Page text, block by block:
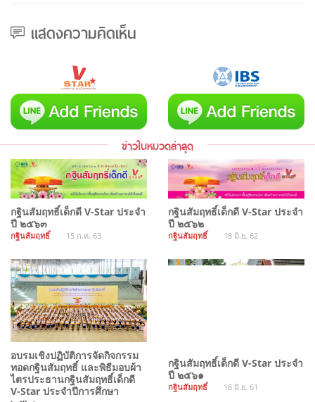
แสดงความคิดเห็น
ข่าวในหมวดล่าสุด
กฐินสัมฤทธิ์เด็กดี V-Star ประจำ
ปี ๒๕๖๓
กฐินสัมฤทธิ์ 15 ก.ค. 63
กฐินสัมฤทธิ์เด็กดี V-Star ประจำ
ปี ๒๕๖๒
กฐินสัมฤทธิ์ 18 มิ.ย. 62
อบรมเชิงปฏิบัติการจัดกิจกรรม
ทอดกฐินสัมฤทธิ์ และพิธีมอบผ้า
ไตรประธานกฐินสัมฤทธิ์เด็กดี
V-Star ประจำปีการศึกษา
กฐินสัมฤทธิ์เด็กดี V-Star ประจำ
ปี ๒๕๖๑
กฐินสัมฤทธิ์ 18 มิ.ย. 61